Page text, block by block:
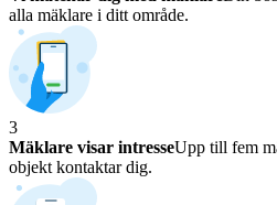
alla mäklare i ditt område.
3
Mäklare visar intresseUpp till fem
objekt kontaktar dig.